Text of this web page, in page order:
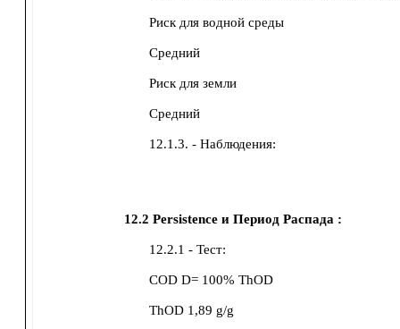
Риск для водной среды
Средний
Риск для земли
Средний
12.1.3. - Наблюдения:
12.2 Persistence и Период Распада :
12.2.1 - Тест:
COD D= 100% ThOD
ThOD 1,89 g/g